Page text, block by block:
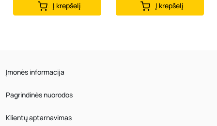
Į krepšelį Į krepšelį
Įmonės informacija
Pagrindinės nuorodos
Klientų aptarnavimas